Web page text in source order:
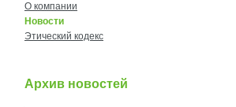
О компании
Новости
Этический кодекс
Архив новостей